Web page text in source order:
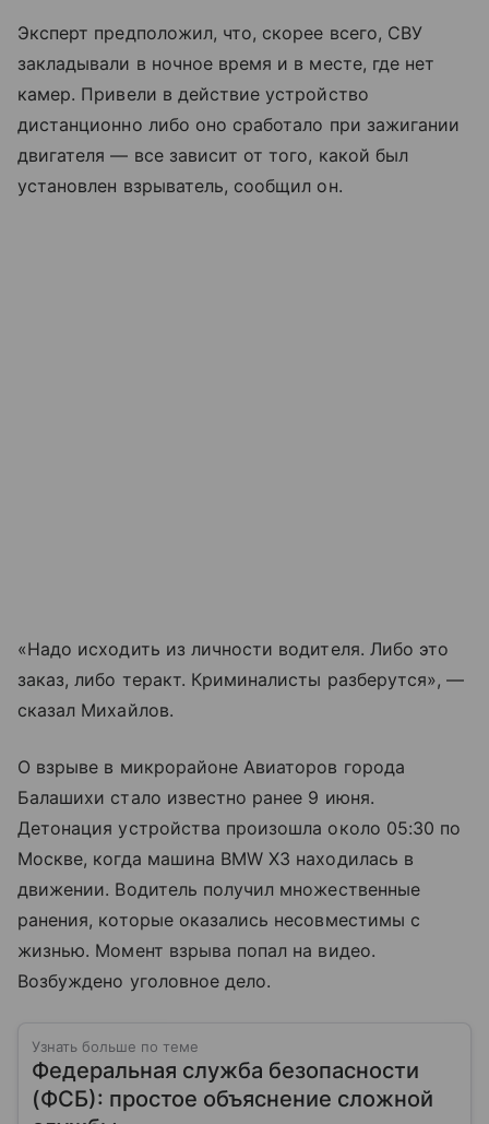
Эксперт предположил, что, скорее всего, СВУ
закладывали в ночное время и в месте, где нет
камер. Привели в действие устройство
дистанционно либо оно сработало при зажигании
двигателя — все зависит от того, какой был
установлен взрыватель, сообщил он.
«Надо исходить из личности водителя. Либо это
заказ, либо теракт. Криминалисты разберутся», —
сказал Михайлов.
О взрыве в микрорайоне Авиаторов города
Балашихи стало известно ранее 9 июня.
Детонация устройства произошла около 05:30 по
Москве, когда машина BMW X3 находилась в
движении. Водитель получил множественные
ранения, которые оказались несовместимы с
жизнью. Момент взрыва попал на видео.
Возбуждено уголовное дело.
Узнать больше по теме
Федеральная служба безопасности
(ФСБ): простое объяснение сложной